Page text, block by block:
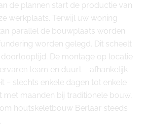
de plannen start de productie van
werkplaats. Terwijl uw woning
parallel de bouwplaats worden
worden gelegd. Dit scheelt
De montage op locatie
team en duurt – afhankelijk
– slechts enkele dagen tot enkele
met maanden bij traditionele bouw,
houtskeletbouw Berlaar steeds